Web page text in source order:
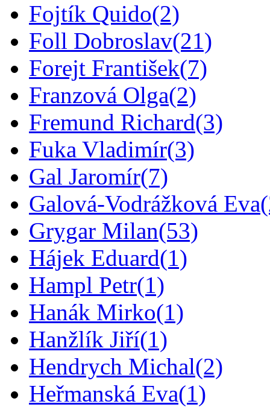
Fojtík Quido(2)
Foll Dobroslav(21)
Forejt František(7)
Franzová Olga(2)
Fremund Richard(3)
Fuka Vladimír(3)
Gal Jaromír(7)
Galová-Vodrážková Eva
Grygar Milan(53)
Hájek Eduard(1)
Hampl Petr(1)
Hanák Mirko(1)
Hanžlík Jiří(1)
Hendrych Michal(2)
Heřmanská Eva(1)